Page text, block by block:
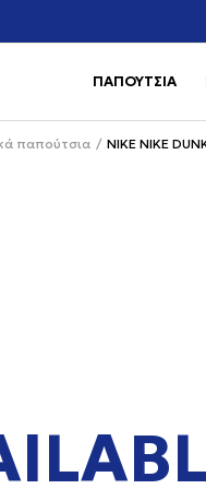
σου αγορά
ΠΑΠΟΥΤΣΙΑ
παπούτσια NIKE NIKE